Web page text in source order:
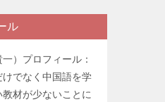
ル
）プロフィール：
けでなく中国語を学
材が少ないことに